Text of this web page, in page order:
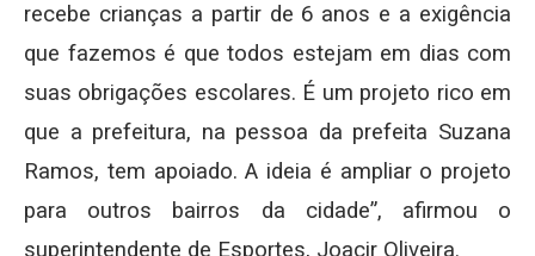
recebe crianças a partir de 6 anos e a exigência
que fazemos é que todos estejam em dias com
suas obrigações escolares. É um projeto rico em
que a prefeitura, na pessoa da prefeita Suzana
Ramos, tem apoiado. A ideia é ampliar o projeto
para outros bairros da cidade”, afirmou o
superintendente de Esportes, Joacir Oliveira.